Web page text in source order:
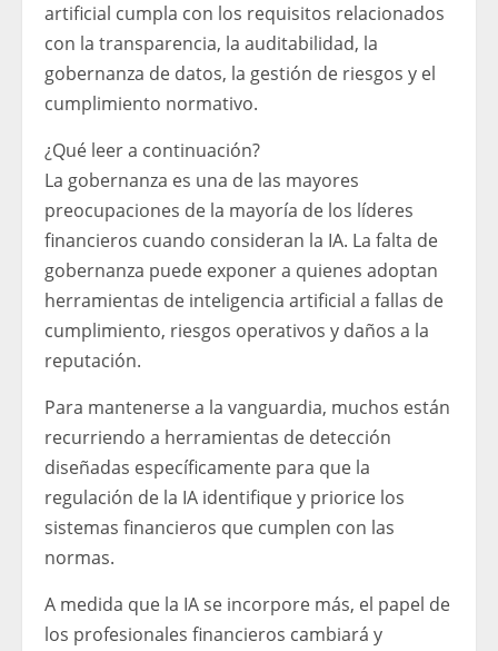
artificial cumpla con los requisitos relacionados
con la transparencia, la auditabilidad, la
gobernanza de datos, la gestión de riesgos y el
cumplimiento normativo.
¿Qué leer a continuación?
La gobernanza es una de las mayores
preocupaciones de la mayoría de los líderes
financieros cuando consideran la IA. La falta de
gobernanza puede exponer a quienes adoptan
herramientas de inteligencia artificial a fallas de
cumplimiento, riesgos operativos y daños a la
reputación.
Para mantenerse a la vanguardia, muchos están
recurriendo a herramientas de detección
diseñadas específicamente para que la
regulación de la IA identifique y priorice los
sistemas financieros que cumplen con las
normas.
A medida que la IA se incorpore más, el papel de
los profesionales financieros cambiará y